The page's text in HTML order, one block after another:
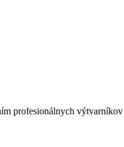
profesionálnych